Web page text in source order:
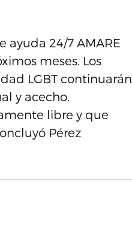
ayuda 24/7 AMARE
meses. Los
LGBT continuarán
y acecho.
libre y que
Pérez